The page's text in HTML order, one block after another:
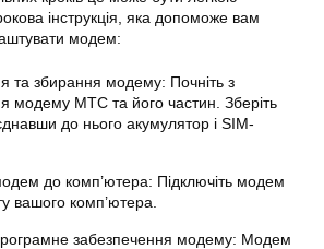
інструкція, яка допоможе вам
модем:
та збирання модему: Почніть з
модему МТС та його частин. Зберіть
до нього акумулятор і SIM-
до комп’ютера: Підключіть модем
вашого комп’ютера.
забезпечення модему: Модем